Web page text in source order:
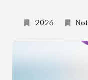
2026